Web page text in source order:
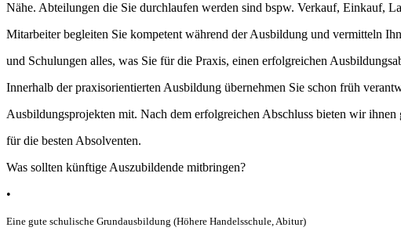
Nähe. Abteilungen die Sie durchlaufen werden sind bspw. Verkauf, Einkauf,
Mitarbeiter begleiten Sie kompetent während der Ausbildung und vermitteln
und Schulungen alles, was Sie für die Praxis, einen erfolgreichen
Innerhalb der praxisorientierten Ausbildung übernehmen Sie schon früh
Ausbildungsprojekten mit. Nach dem erfolgreichen Abschluss bieten wir
für die besten Absolventen.
Was sollten künftige Auszubildende mitbringen?
•
Eine gute schulische Grundausbildung (Höhere Handelsschule, Abitur)